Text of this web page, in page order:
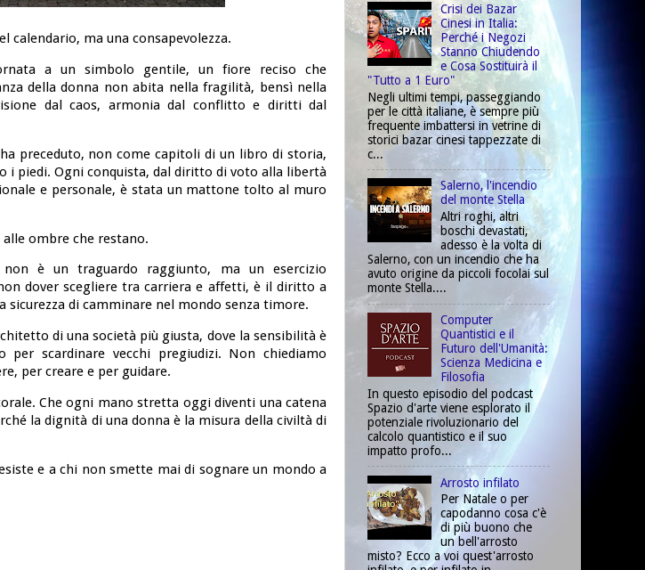
calendario, ma una consapevolezza.
a un simbolo gentile, un fiore reciso che
della donna non abita nella fragilità, bensì nella
dal caos, armonia dal conflitto e diritti dal
preceduto, non come capitoli di un libro di storia,
i piedi. Ogni conquista, dal diritto di voto alla libertà
e personale, è stata un mattone tolto al muro
ombre che restano.
è un traguardo raggiunto, ma un esercizio
dover scegliere tra carriera e affetti, è il diritto a
sicurezza di camminare nel mondo senza timore.
di una società più giusta, dove la sensibilità è
scardinare vecchi pregiudizi. Non chiediamo
per creare e per guidare.
Che ogni mano stretta oggi diventi una catena
la dignità di una donna è la misura della civiltà di
e a chi non smette mai di sognare un mondo a
Crisi dei Bazar
Cinesi in Italia:
Perché i Negozi
Stanno Chiudendo
e Cosa Sostituirà il
"Tutto a 1 Euro"
Negli ultimi tempi, passeggiando
per le città italiane, è sempre più
frequente imbattersi in vetrine di
storici bazar cinesi tappezzate di
c...
Salerno, l'incendio
del monte Stella
Altri roghi, altri
boschi devastati,
adesso è la volta di
Salerno, con un incendio che ha
avuto origine da piccoli focolai sul
monte Stella....
Computer
Quantistici e il
Futuro dell'Umanità:
Scienza Medicina e
Filosofia
In questo episodio del podcast
Spazio d'arte viene esplorato il
potenziale rivoluzionario del
calcolo quantistico e il suo
impatto profo...
Arrosto infilato
Per Natale o per
capodanno cosa c'è
di più buono che
un bell'arrosto
misto? Ecco a voi quest'arrosto